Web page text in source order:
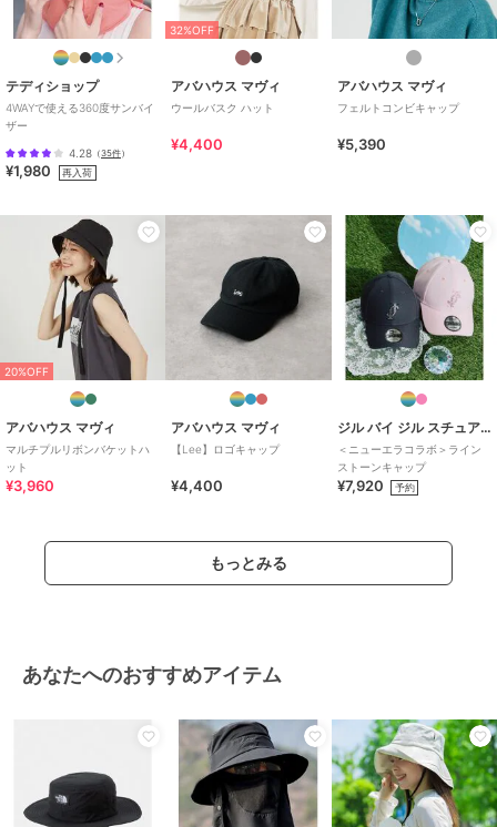
テディショップ
4WAYで使える360度サンバイ
ザー
4.28 （35件）
¥1,980 再入荷
32%OFF
アバハウス マヴィ
ウールバスク ハット
¥4,400
アバハウス マヴィ
フェルトコンビキャップ
¥5,390
20%OFF
アバハウス マヴィ
マルチプルリボンバケットハ
ット
¥3,960
アバハウス マヴィ
【Lee】ロゴキャップ
¥4,400
ジル バイ ジル スチュアート
＜ニューエラコラボ＞ライン
ストーンキャップ
¥7,920 予約
もっとみる
あなたへのおすすめアイテム